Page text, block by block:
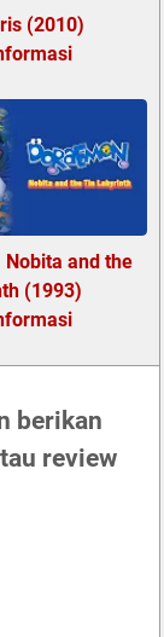
(2010)
Nobita and the
(1993)
berikan
review